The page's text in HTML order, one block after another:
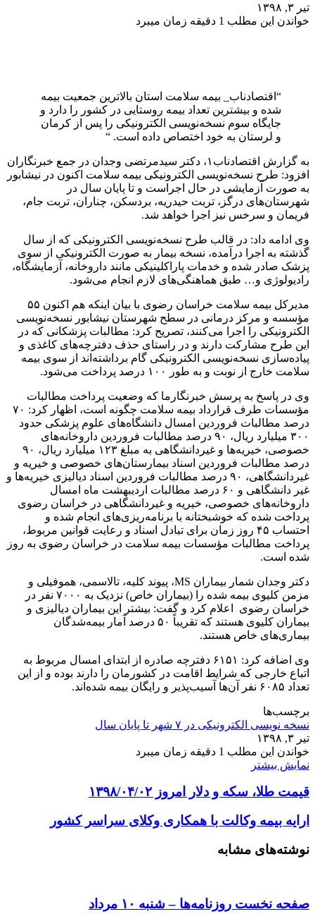
تیر ۳, ۱۳۹۸
خواندن این مطلب 1 دقیقه زمان میبرد
“اقتصادناب_ بیمه سلامت استان بالاترین جمعیت بیمه
شده و بیشترین تعداد بیمه روستایی در کشور را دارد و
جایگاه سوم نسخه‌نویسی الکترونیکی را پس از کرمان
و لرستان به خود اختصاص داده است. “
به گزارش اقتصادناب۱، دکتر سیدمرتضی وجدان در جمع خبرنگاران
افزود: طرح نسخه‌نویسی الکترونیکی بیمه سلامت اکنون در نیشابور
به صورت آزمایشی در حال اجراست و تا پایان سال در
شهرستان‌های درگز، تربت حیدریه، بردسکن، چناران، تربت جام،
فریمان و سرخس نیز اجرا خواهد شد.
وی ادامه داد: در قالب طرح نسخه‌نویسی الکترونیکی که از سال
گذشته به اجرا درآمده، نسخه بیمار به صورت الکترونیکی از سوی
پزشک صادر شده و خدمات پاراکلینیکی مانند داروخانه، آزمایشگاه،
رادیولوژی و… طبق هماهنگی‌های لازم انجام می‌شود.
مدیرکل بیمه سلامت خراسان رضوی با بیان اینکه هم اکنون ۵۵
مؤسسه و مرکز درمانی در سطح شهرستان نیشابور نسخه‌نویسی
الکترونیکی را اجرا می‌کنند، تصریح کرد: مطالبات پزشکانی که در
این طرح مشارکت دارند و در راستای حذف دفترچه‌های کاغذی و
پیاده‌سازی نسخه‌نویسی الکترونیکی گام برداشته‌اند از سوی بیمه
سلامت خارج از نوبت و به طور ۱۰۰ درصد پرداخت می‌شود.
وی در پاسخ به پرسش خبرنگارما که وضعیت پرداخت مطالبات
مؤسسات طرف قرارداد بیمه سلامت چگونه است، اظهار کرد: ۷۰
درصد مطالبات فروردین امسال دانشگاه‌های علوم پزشکی حدود
۳۰۰ میلیارد ریال، ۹۰ درصد مطالبات فروردین داروخانه‌های
خصوصی، خیریه‌ها و غیردانشگاهی به مبلغ ۱۲۳ میلیارد ریال، ۹۰
درصد مطالبات فروردین اسناد بیمارستان‌های خصوصی و خیریه و
غیردانشگاهی، ۹۰ درصد مطالبات فروردین اسناد دیالیزی خیریه‌ها و
غیر دانشگاهی و ۶۰ درصد مطالبات اردیبهشت ماه امسال
داروخانه‌های خصوصی، خیریه و غیردانشگاهی در خراسان رضوی
پرداخت شده که خوشبختانه با برنامه‌ریزی‌های انجام شده و
احتساب ۴۵ روز زمان برای تبادل اسناد و رعایت قوانین مربوط،
پرداخت مطالبات مؤسسات بیمه سلامت در خراسان رضوی به روز
شده است.
دکتر وجدان شمار بیماران MS، پیوند کلیه، تالاسمی، هموفیلی و
مزمن کلیوی بیمه شده را (بیماران خاص) نزدیک به ۷۰۰۰ نفر در
خراسان رضوی اعلام کرد و گفت: بیشتر این بیماران دیالیزی و
بیماران کلیوی هستند که تقریباً ۵۰ درصد آمار بیمه‌شدگان
بیماری‌های خاص هستند.
وی اضافه کرد: ۶۱۵۱ دفترچه صادره از ابتدای امسال مربوط به
اتباع خارجی که شرایط اقامت در کشورمان را دارند بوده و از این
تعداد ۶۰۸۵ نفر آن‌ها آسیب‌پذیر و رایگان بیمه شده‌اند.
برچسب‌ها
نسخه نویسی الکترونیکی در ۷ شهر تا پایان سال
تیر ۳, ۱۳۹۸
خواندن این مطلب 1 دقیقه زمان میبرد
نمایش بیشتر
قیمت طلا، سکه و دلار امروز ۱۳۹۸/۰۴/۰۲
ارایه بیمه وکالت با همکاری وکلای سراسر کشور
نوشته‌های مشابه
صفحه نخست روزنامه‌ها – شنبه ۱۰ مرداد